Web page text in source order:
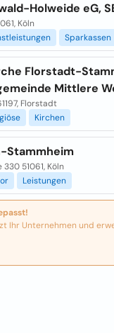
Holweide eG,
Köln
Sparkassen
Florstadt-
Mittlere
Florstadt
Kirchen
Stammheim
51061, Köln
Leistungen
Ihr Unternehmen und